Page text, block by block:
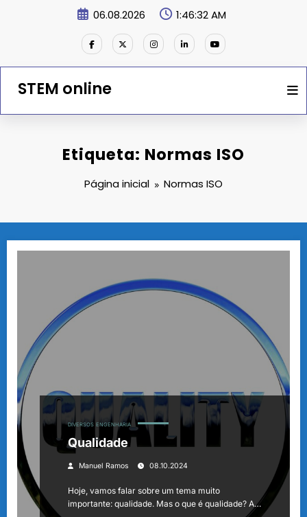
06.08.2026 1:46:33 AM
STEM online
Etiqueta: Normas ISO
Página inicial Normas ISO
DIVERSOS ENGENHARIA
Qualidade
Manuel Ramos 08.10.2024
Hoje, vamos falar sobre um tema muito
importante: qualidade. Mas o que é qualidade? A…